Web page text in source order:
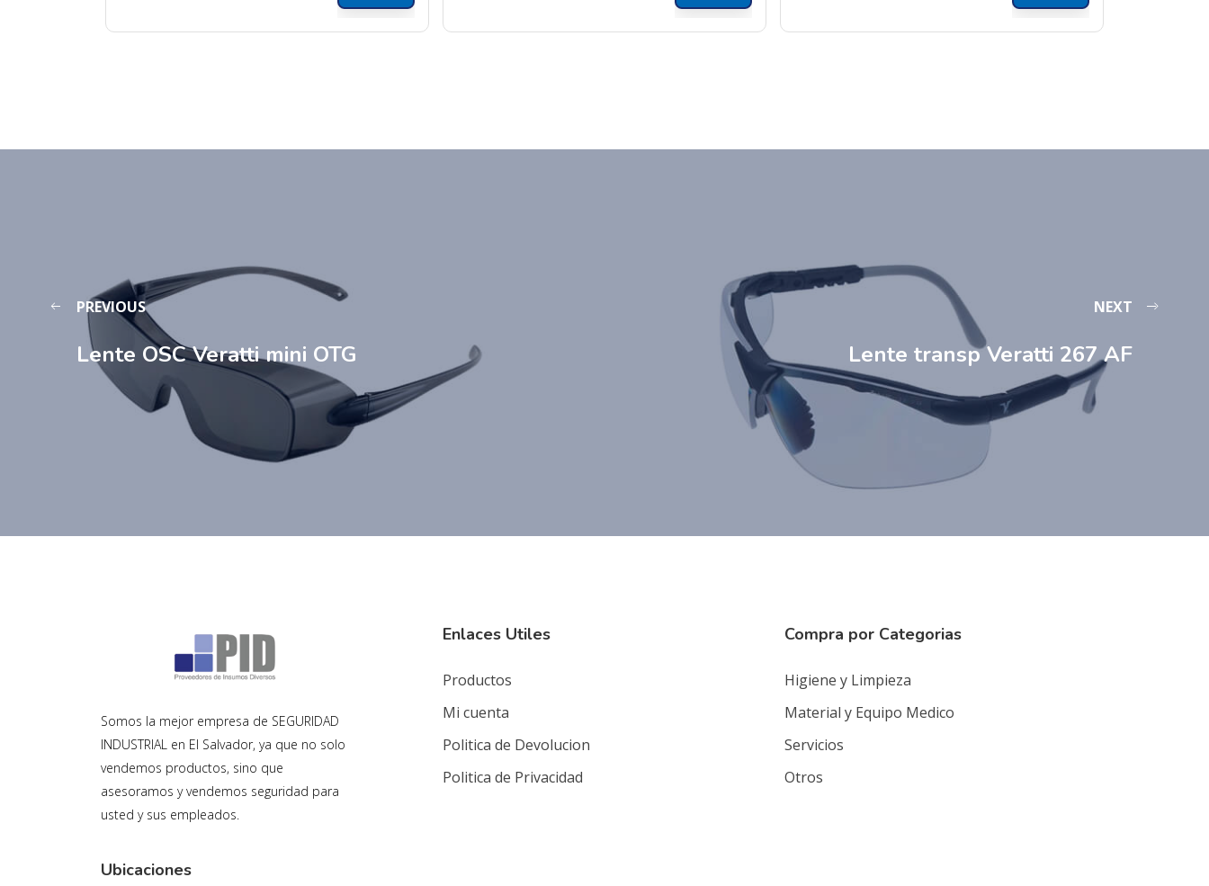
PREVIOUS
Lente OSC Veratti mini OTG
NEXT
Lente transp Veratti 267 AF
Somos la mejor empresa de SEGURIDAD
INDUSTRIAL en El Salvador, ya que no solo
vendemos productos, sino que
asesoramos y vendemos seguridad para
usted y sus empleados.
Ubicaciones
Enlaces Utiles
Productos
Mi cuenta
Politica de Devolucion
Politica de Privacidad
Compra por Categorias
Higiene y Limpieza
Material y Equipo Medico
Servicios
Otros